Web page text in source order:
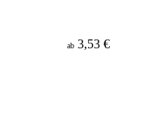
ab 3,53 €